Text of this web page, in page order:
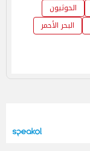
الحوثيون
البحر الأحمر